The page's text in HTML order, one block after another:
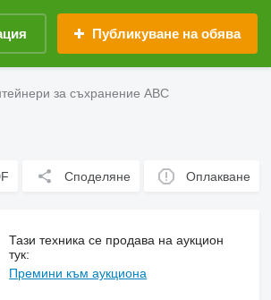
Публикуване на обява
за съхранение ABC
Споделяне Оплакване
Тази техника се продава на аукцион
тук:
Премини към аукциона